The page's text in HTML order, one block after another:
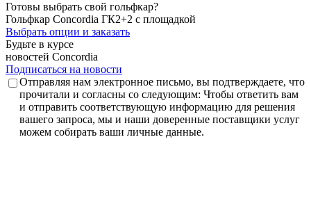
Готовы выбрать свой гольфкар?
Гольфкар Concordia ГК2+2 с площадкой
Выбрать опции и заказать
Будьте в курсе
новостей Concordia
Подписаться на новости
Отправляя нам электронное письмо, вы подтверждаете, что
прочитали и согласны со следующим: Чтобы ответить вам
и отправить соответствующую информацию для решения
вашего запроса, мы и наши доверенные поставщики услуг
можем собирать ваши личные данные.